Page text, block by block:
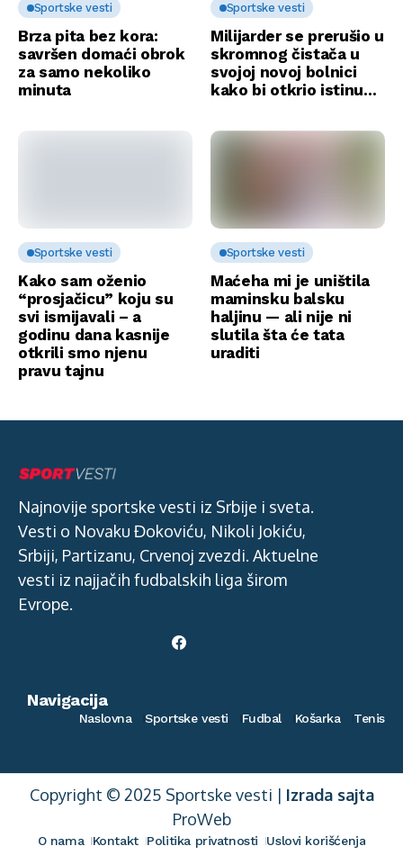
Sportske vesti
Brza pita bez kora:
savršen domaći obrok
za samo nekoliko
minuta
Sportske vesti
Milijarder se prerušio u
skromnog čistača u
svojoj novoj bolnici
kako bi otkrio istinu…
Sportske vesti
Kako sam oženio
“prosjačicu” koju su
svi ismijavali – a
godinu dana kasnije
otkrili smo njenu
pravu tajnu
Sportske vesti
Maćeha mi je uništila
maminsku balsku
haljinu — ali nije ni
slutila šta će tata
uraditi
Najnovije sportske vesti iz Srbije i sveta.
Vesti o Novaku Đokoviću, Nikoli Jokiću,
Srbiji, Partizanu, Crvenoj zvezdi. Aktuelne
vesti iz najjačih fudbalskih liga širom
Evrope.
Navigacija
Naslovna Sportske vesti Fudbal Košarka Tenis
Copyright © 2025 Sportske vesti | Izrada sajta
ProWeb
O nama Kontakt Politika privatnosti Uslovi korišćenja